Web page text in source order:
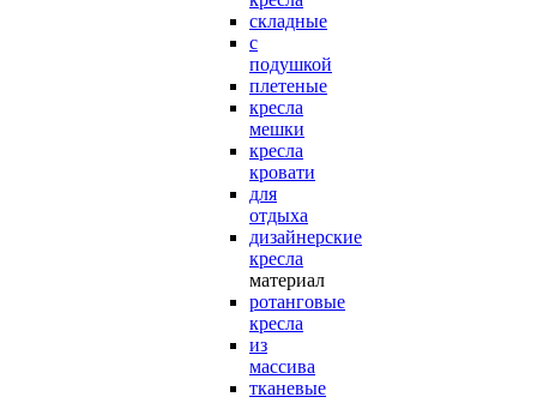
складные
с
подушкой
плетеные
кресла
мешки
кресла
кровати
для
отдыха
дизайнерские
кресла
материал
ротанговые
кресла
из
массива
тканевые